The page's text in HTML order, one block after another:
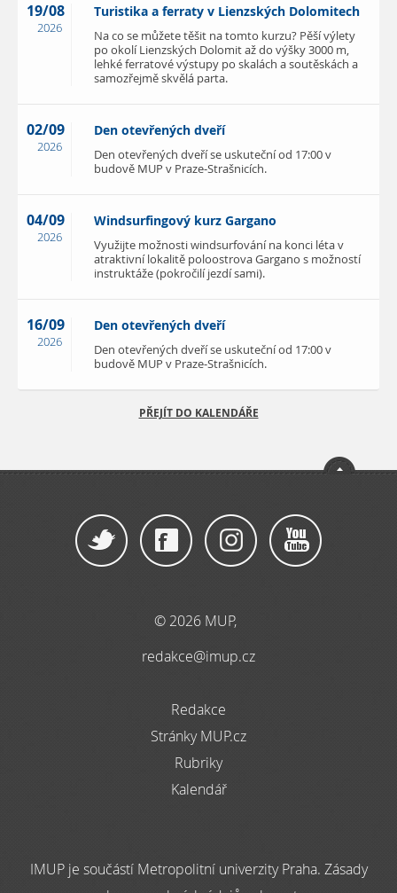
19/08
2026
Turistika a ferraty v Lienzských Dolomitech
Na co se můžete těšit na tomto kurzu? Pěší výlety
po okolí Lienzských Dolomit až do výšky 3000 m,
lehké ferratové výstupy po skalách a soutěskách a
samozřejmě skvělá parta.
02/09
2026
Den otevřených dveří
Den otevřených dveří se uskuteční od 17:00 v
budově MUP v Praze-Strašnicích.
04/09
2026
Windsurfingový kurz Gargano
Využijte možnosti windsurfování na konci léta v
atraktivní lokalitě poloostrova Gargano s možností
instruktáže (pokročilí jezdí sami).
16/09
2026
Den otevřených dveří
Den otevřených dveří se uskuteční od 17:00 v
budově MUP v Praze-Strašnicích.
PŘEJÍT DO KALENDÁŘE
© 2026 MUP,
redakce@imup.cz
Redakce
Stránky MUP.cz
Rubriky
Kalendář
IMUP je součástí Metropolitní univerzity Praha. Zásady